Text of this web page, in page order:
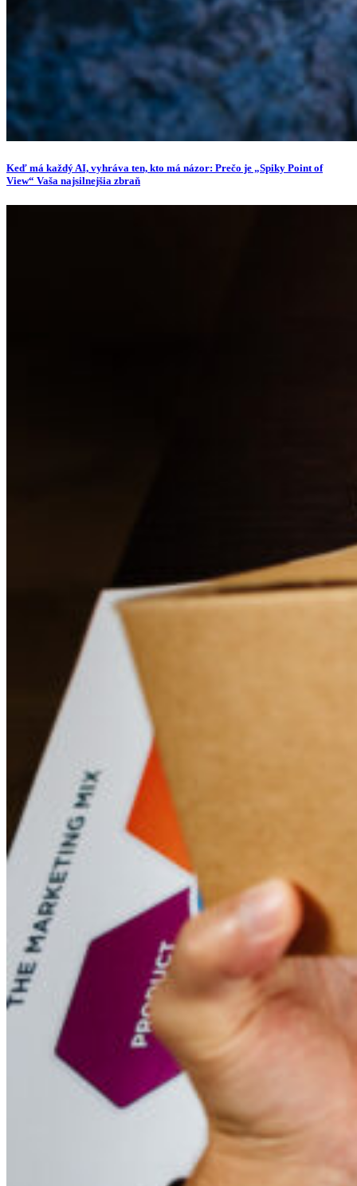
Keď má každý AI, vyhráva ten, kto má názor: Prečo je „Spiky Point of
View“ Vaša najsilnejšia zbraň